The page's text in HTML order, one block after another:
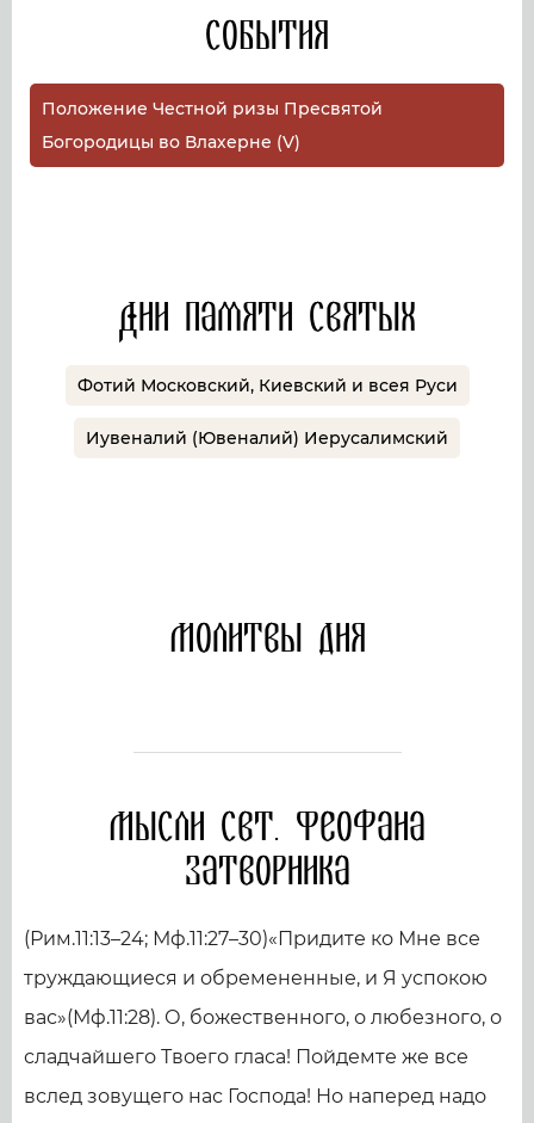
События
Положение Честной ризы Пресвятой
Богородицы во Влахерне (V)
Дни памяти святых
Фотий Московский, Киевский и всея Руси
Иувеналий (Ювеналий) Иерусалимский
Молитвы дня
Мысли свт. Феофана
Затворника
(Рим.11:13–24; Мф.11:27–30)«Придите ко Мне все
труждающиеся и обремененные, и Я успокою
вас»(Мф.11:28). О, божественного, о любезного, о
сладчайшего Твоего гласа! Пойдемте же все
вслед зовущего нас Господа! Но наперед надо